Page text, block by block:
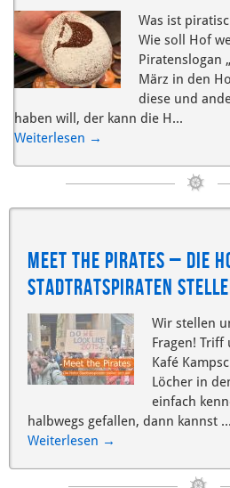
Was ist
Wie soll Hof
Piratenslogan
März in den
diese und
haben will, der kann die H...
Weiterlesen →
Meet the Pirates – Die
Stadtratspiraten
Wir stellen
Fragen! Triff
Kafé
Löcher in
einfach
halbwegs gefallen, dann kannst ...
Weiterlesen →